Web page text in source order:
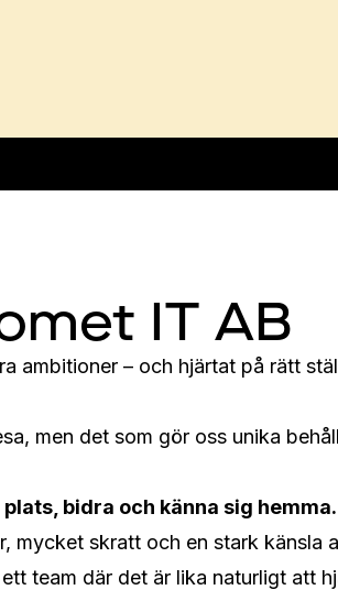
IT AB
ambitioner – och hjärtat på rätt
men det som gör oss unika
bidra och känna sig hemma.
mycket skratt och en stark känsla
team där det är lika naturligt att